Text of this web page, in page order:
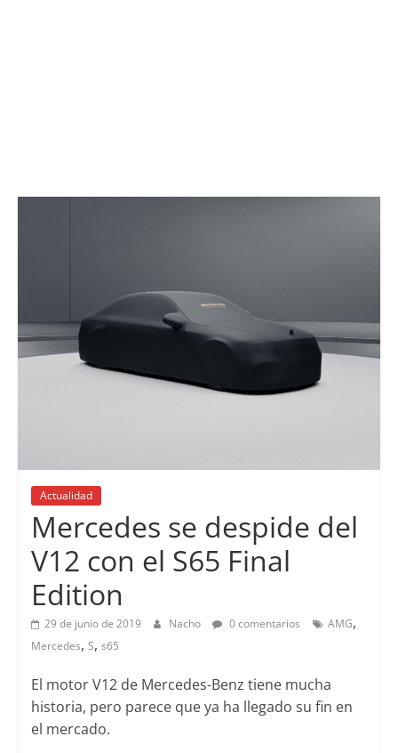
Actualidad
Mercedes se despide del
V12 con el S65 Final
Edition
29 de junio de 2019 Nacho 0 comentarios AMG,
Mercedes, S, s65
El motor V12 de Mercedes-Benz tiene mucha
historia, pero parece que ya ha llegado su fin en
el mercado.